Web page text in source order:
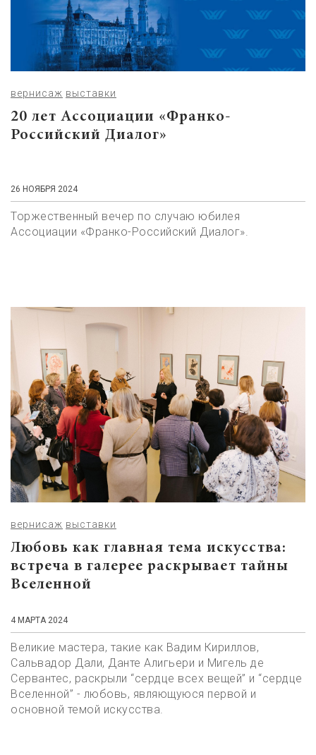
вернисаж выставки
20 лет Ассоциации «Франко-
Российский Диалог»
26 НОЯБРЯ 2024
Торжественный вечер по случаю юбилея
Ассоциации «Франко-Российский Диалог».
вернисаж выставки
Любовь как главная тема искусства:
встреча в галерее раскрывает тайны
Вселенной
4 МАРТА 2024
Великие мастера, такие как Вадим Кириллов,
Сальвадор Дали, Данте Алигьери и Мигель де
Сервантес, раскрыли “сердце всех вещей” и “сердце
Вселенной” - любовь, являющуюся первой и
основной темой искусства.